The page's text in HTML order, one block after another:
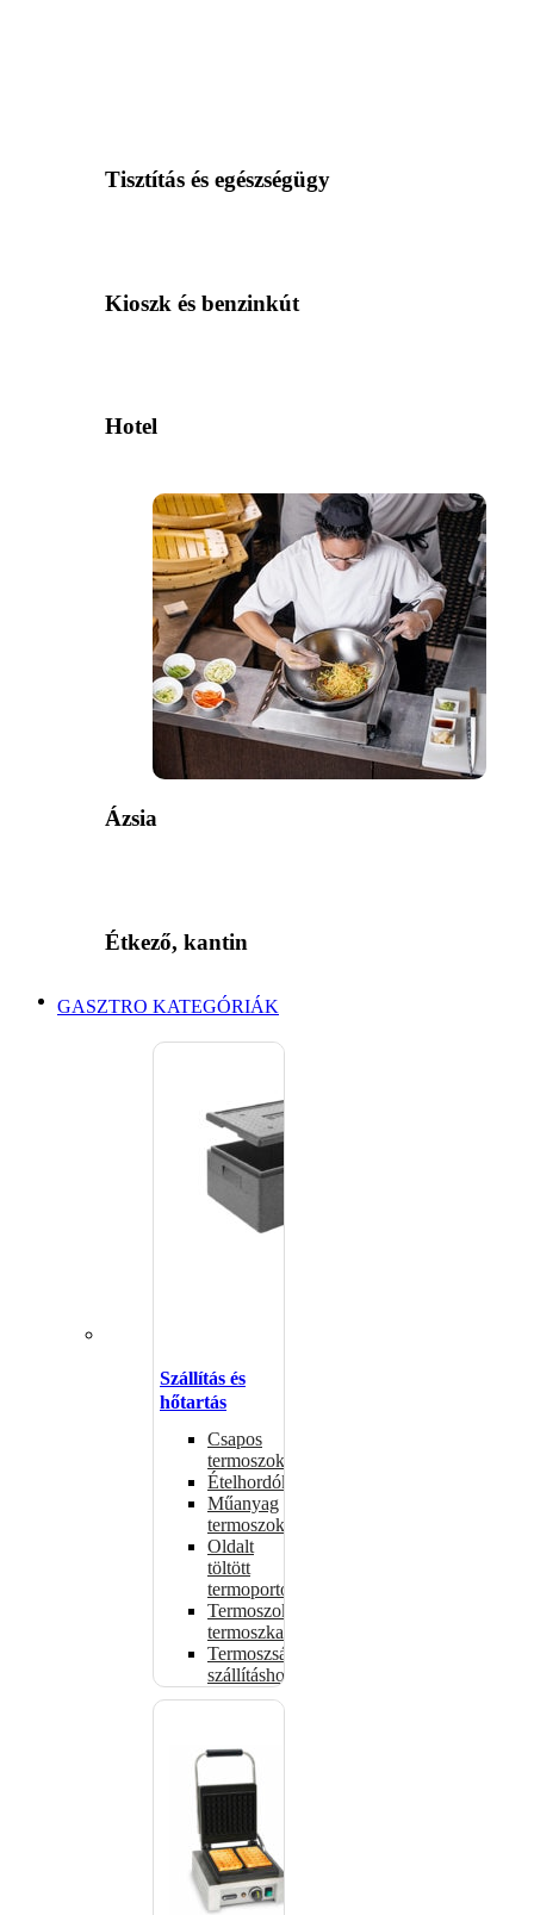
Tisztítás és egészségügy
Kioszk és benzinkút
Hotel
Ázsia
Étkező, kantin
GASZTRO KATEGÓRIÁK
Szállítás és
hőtartás
Csapos
termoszok
Ételhordók
Műanyag
termoszok
Oldalt
töltött
termoportok
Termoszok,
termoszkannák
Termoszsákok
szállításhoz